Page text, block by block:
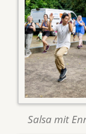
Salsa mit